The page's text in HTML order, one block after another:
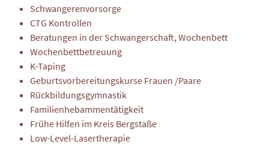
Schwangerenvorsorge
CTG Kontrollen
Beratungen in der Schwangerschaft, Wochenbett
Wochenbettbetreuung
K-Taping
Geburtsvorbereitungskurse Frauen /Paare
Rückbildungsgymnastik
Familienhebammentätigkeit
Frühe Hilfen im Kreis Bergstaße
Low-Level-Lasertherapie